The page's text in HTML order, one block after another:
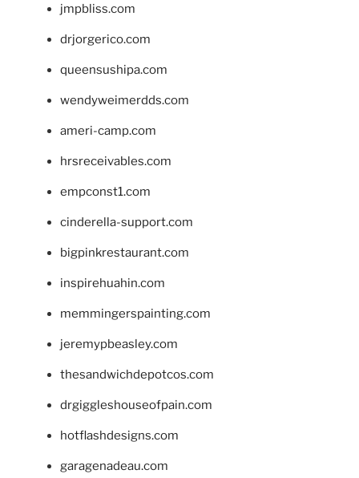
jmpbliss.com
drjorgerico.com
queensushipa.com
wendyweimerdds.com
ameri-camp.com
hrsreceivables.com
empconst1.com
cinderella-support.com
bigpinkrestaurant.com
inspirehuahin.com
memmingerspainting.com
jeremypbeasley.com
thesandwichdepotcos.com
drgiggleshouseofpain.com
hotflashdesigns.com
garagenadeau.com